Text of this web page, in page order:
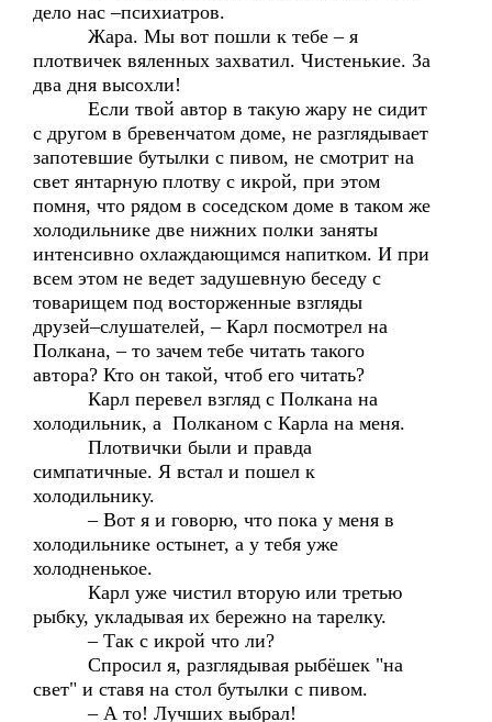
дело нас –психиатров.
Жара. Мы вот пошли к тебе – я
плотвичек вяленных захватил. Чистенькие. За
два дня высохли!
Если твой автор в такую жару не сидит
с другом в бревенчатом доме, не разглядывает
запотевшие бутылки с пивом, не смотрит на
свет янтарную плотву с икрой, при этом
помня, что рядом в соседском доме в таком же
холодильнике две нижних полки заняты
интенсивно охлаждающимся напитком. И при
всем этом не ведет задушевную беседу с
товарищем под восторженные взгляды
друзей–слушателей, – Карл посмотрел на
Полкана, – то зачем тебе читать такого
автора? Кто он такой, чтоб его читать?
Карл перевел взгляд с Полкана на
холодильник, а Полканом с Карла на меня.
Плотвички были и правда
симпатичные. Я встал и пошел к
холодильнику.
– Вот я и говорю, что пока у меня в
холодильнике остынет, а у тебя уже
холодненькое.
Карл уже чистил вторую или третью
рыбку, укладывая их бережно на тарелку.
– Так с икрой что ли?
Спросил я, разглядывая рыбёшек "на
свет" и ставя на стол бутылки с пивом.
– А то! Лучших выбрал!